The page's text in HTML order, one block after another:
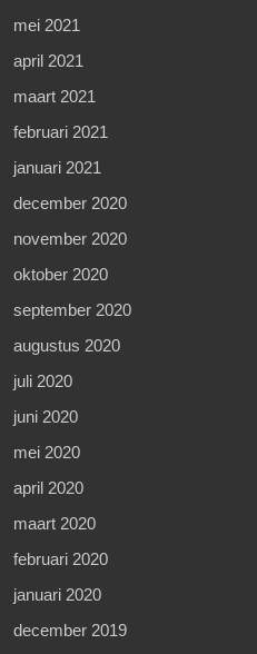
mei 2021
april 2021
maart 2021
februari 2021
januari 2021
december 2020
november 2020
oktober 2020
september 2020
augustus 2020
juli 2020
juni 2020
mei 2020
april 2020
maart 2020
februari 2020
januari 2020
december 2019